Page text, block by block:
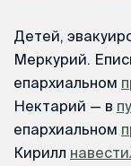
Детей,
Меркурий.
епархиальном
Нектарий — в
епархиальном
Кирилл